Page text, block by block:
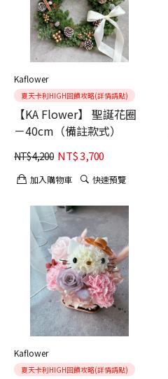
Kaflower
夏天卡利HIGH回饋攻略(詳情請點)
【KA Flower】 聖誕花圈
－40cm（備註款式）
NT$4,200 NT$3,700
加入購物車 快速預覽
Kaflower
夏天卡利HIGH回饋攻略(詳情請點)